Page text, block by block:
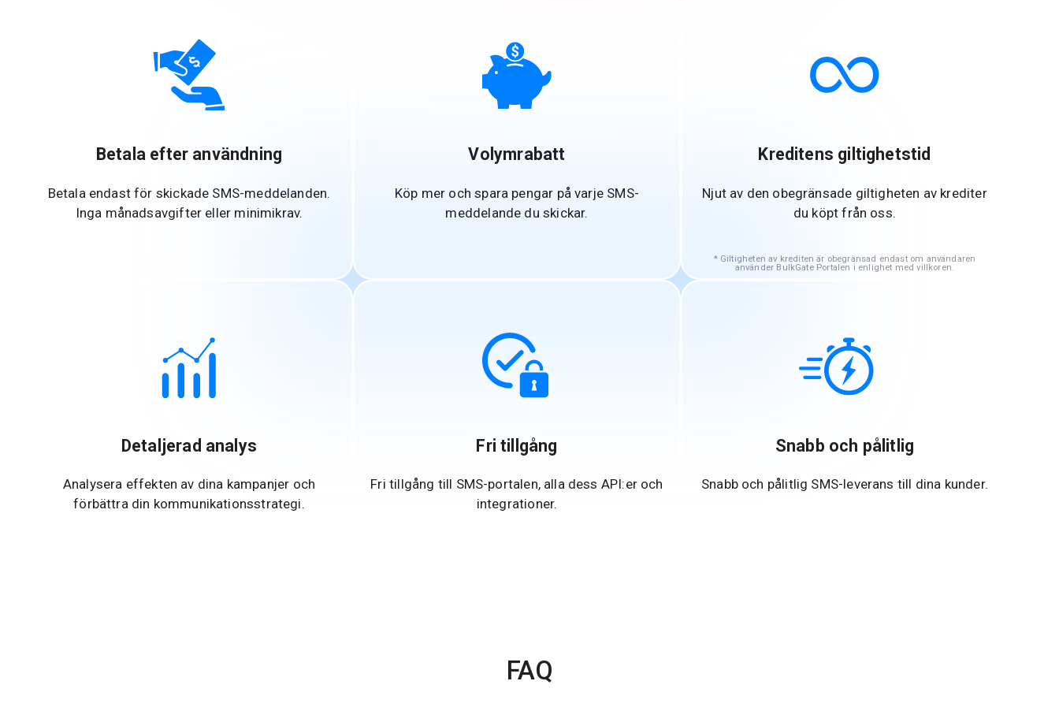
Betala efter användning
Betala endast för skickade SMS-meddelanden.
Inga månadsavgifter eller minimikrav.
Volymrabatt
Köp mer och spara pengar på varje SMS-
meddelande du skickar.
Kreditens giltighetstid
Njut av den obegränsade giltigheten av krediter
du köpt från oss.
Giltigheten av krediten är obegränsad endast om användaren
använder BulkGate Portalen i enlighet med villkoren.
Detaljerad analys
Analysera effekten av dina kampanjer och
förbättra din kommunikationsstrategi.
Fri tillgång
Fri tillgång till SMS-portalen, alla dess API:er och
integrationer.
Snabb och pålitlig
Snabb och pålitlig SMS-leverans till dina kunder.
FAQ